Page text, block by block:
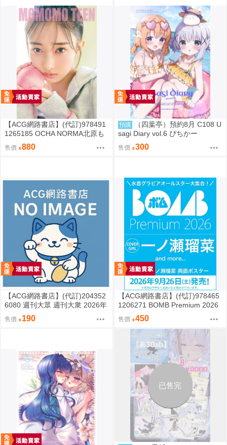
【ACG網路書店】(代訂)978491
1265185 OCHA NORMA北原も
も 寫真集「もももてぃーん。」
售價 880
預購
（四葉亭）預約8月 C108 U
sagi Diary vol.6 ぴちかー
售價 300
【ACG網路書店】(代訂)204352
6080 週刊大眾 週刊大衆 2026年
8月31日號 附:海報
售價 190
【ACG網路書店】(代訂)978465
1206271 BOMB Premium 2026
封面:一ノ瀬瑠菜 附:雙面海報
售價 450
已售完